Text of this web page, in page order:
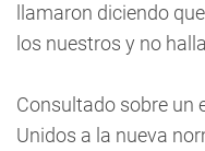
llamaron diciendo
los nuestros y no
Consultado sobre un
Unidos a la nueva